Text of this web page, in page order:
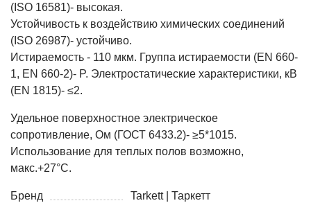
(ISO 16581)- высокая.
Устойчивость к воздействию химических соединений
(ISO 26987)- устойчиво.
Истираемость - 110 мкм. Группа истираемости (EN 660-
1, EN 660-2)- P. Электростатические характеристики, кВ
(EN 1815)- ≤2.
Удельное поверхностное электрическое
сопротивление, Ом (ГОСТ 6433.2)- ≥5*1015.
Использование для теплых полов возможно,
макс.+27°С.
Бренд
Tarkett | Таркетт